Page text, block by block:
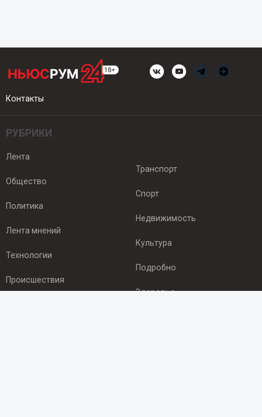
Контакты
РУБРИКИ
Лента
Общество
Политика
Лента мнений
Технологии
Происшествия
Транспорт
Спорт
Недвижимость
Культура
Подробно
Здоровье